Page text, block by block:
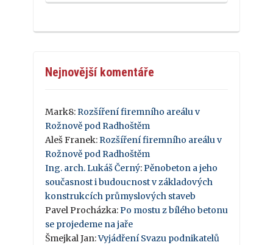
Nejnovější komentáře
Mark8:Rozšíření firemního areálu v
Rožnově pod Radhoštěm
Aleš Franek:Rozšíření firemního areálu v
Rožnově pod Radhoštěm
Ing. arch. Lukáš Černý:Pěnobeton a jeho
současnost i budoucnost v základových
konstrukcích průmyslových staveb
Pavel Procházka:Po mostu z bílého betonu
se projedeme na jaře
Šmejkal Jan:Vyjádření Svazu podnikatelů